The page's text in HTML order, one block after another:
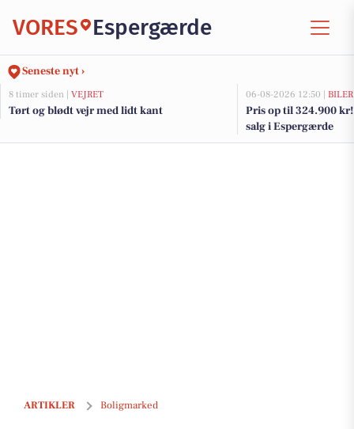
VORES Espergærde
Seneste nyt ›
8 timer siden | VEJRET
Tørt og blødt vejr med lidt kant
06-08-2026 12:50 | BILER
Pris op til 324.900
salg i Espergærde
ARTIKLER Boligmarked
Ritavej 20 i Espergærde er solgt for 8.250.000 - se køberen og 4